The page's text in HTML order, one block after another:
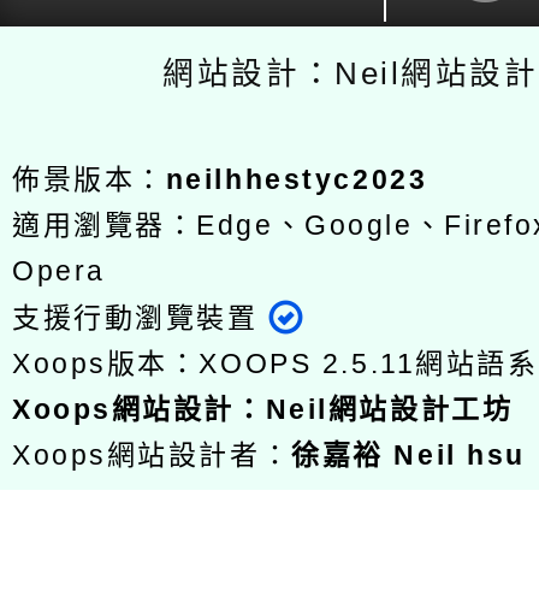
網站設計：Neil網站設
佈景版本： neilhhestyc2023
適用瀏覽器：Edge、Google、
Opera
支援行動瀏覽裝置
Xoops版本：XOOPS 2.5.11網站語
Xoops網站設計 ： Neil網站設計工坊
Xoops網站設計者：徐嘉裕 Neil hsu